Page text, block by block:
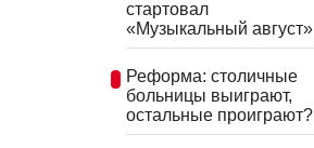
стартовал
«Музыкальный август»
Реформа: столичные
больницы выиграют,
остальные проиграют?